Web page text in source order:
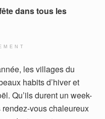
dans tous les
les villages du
habits d’hiver et
Qu’ils durent un week-
vous chaleureux